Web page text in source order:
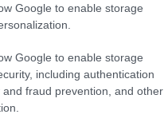
Google to enable storage
Google to enable storage
including authentication
and fraud prevention, and other